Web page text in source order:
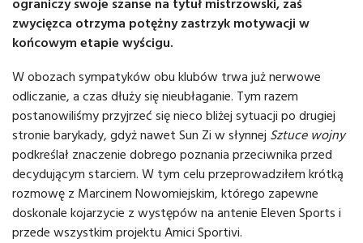
zwycięzca otrzyma potężny zastrzyk motywacji w
końcowym etapie wyścigu.
W obozach sympatyków obu klubów trwa już nerwowe
odliczanie, a czas dłuży się nieubłaganie. Tym razem
postanowiliśmy przyjrzeć się nieco bliżej sytuacji po drugiej
stronie barykady, gdyż nawet Sun Zi w słynnej Sztuce wojny
podkreślał znaczenie dobrego poznania przeciwnika przed
decydującym starciem. W tym celu przeprowadziłem krótką
rozmowę z Marcinem Nowomiejskim, którego zapewne
doskonale kojarzycie z występów na antenie Eleven Sports i
przede wszystkim projektu Amici Sportivi.